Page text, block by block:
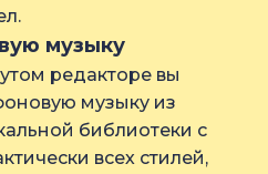
музыку
редакторе вы
музыку из
библиотеки с
всех стилей,